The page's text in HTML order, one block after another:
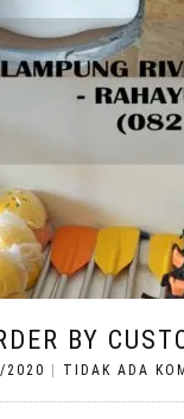
BY
2020 TIDAK ADA